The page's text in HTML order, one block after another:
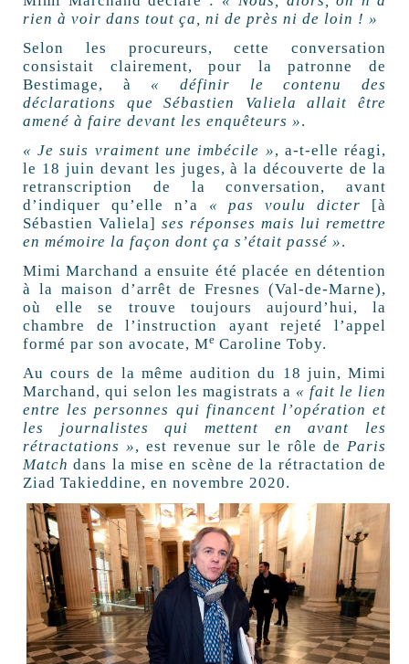
rien à voir dans tout ça, ni de près ni de loin ! »
Selon les procureurs, cette conversation
consistait clairement, pour la patronne de
Bestimage, à « définir le contenu des
déclarations que Sébastien Valiela allait être
amené à faire devant les enquêteurs ».
« Je suis vraiment une imbécile », a-t-elle réagi,
le 18 juin devant les juges, à la découverte de la
retranscription de la conversation, avant
d’indiquer qu’elle n’a « pas voulu dicter [à
Sébastien Valiela] ses réponses mais lui remettre
en mémoire la façon dont ça s’était passé ».
Mimi Marchand a ensuite été placée en détention
à la maison d’arrêt de Fresnes (Val-de-Marne),
où elle se trouve toujours aujourd’hui, la
chambre de l’instruction ayant rejeté l’appel
formé par son avocate, Me Caroline Toby.
Au cours de la même audition du 18 juin, Mimi
Marchand, qui selon les magistrats a « fait le lien
entre les personnes qui financent l’opération et
les journalistes qui mettent en avant les
rétractations », est revenue sur le rôle deParis
Match dans la mise en scène de la rétractation de
Ziad Takieddine, en novembre 2020.